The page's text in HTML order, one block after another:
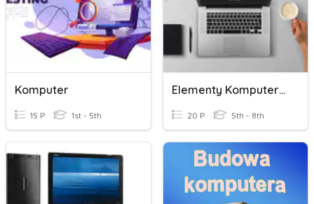
Komputer
15 P 1st - 5th
Elementy Komputera. Zasoby.
20 P 5th - 8th